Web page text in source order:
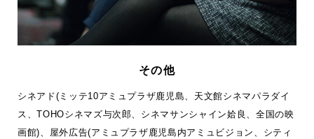
その他
シネアド(ミッテ10アミュプラザ鹿児島、天文館シネマパラダイ
ス、TOHOシネマズ与次郎、シネマサンシャイン姶良、全国の映
画館)、屋外広告(アミュプラザ鹿児島内アミュビジョン、シティ